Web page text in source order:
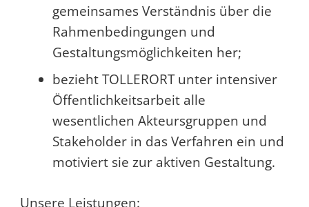
gemeinsames Verständnis über die
Rahmenbedingungen und
Gestaltungsmöglichkeiten her;
bezieht TOLLERORT unter intensiver
Öffentlichkeitsarbeit alle
wesentlichen Akteursgruppen und
Stakeholder in das Verfahren ein und
motiviert sie zur aktiven Gestaltung.
Unsere Leistungen: